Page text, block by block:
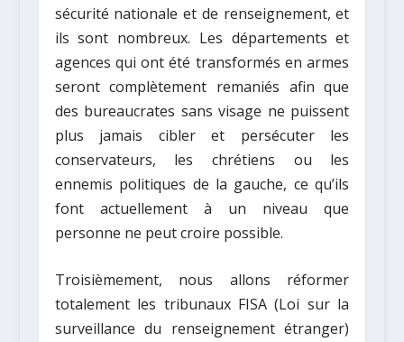
sécurité nationale et de renseignement, et
ils sont nombreux. Les départements et
agences qui ont été transformés en armes
seront complètement remaniés afin que
des bureaucrates sans visage ne puissent
plus jamais cibler et persécuter les
conservateurs, les chrétiens ou les
ennemis politiques de la gauche, ce qu’ils
font actuellement à un niveau que
personne ne peut croire possible.
Troisièmement, nous allons réformer
totalement les tribunaux FISA (Loi sur la
surveillance du renseignement étranger)